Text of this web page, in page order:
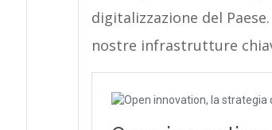
digitalizzazione del
nostre infrastrutture